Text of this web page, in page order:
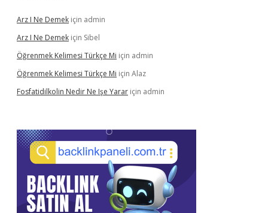
Arz I Ne Demek için admin
Arz I Ne Demek için Sibel
Öğrenmek Kelimesi Türkçe Mi için admin
Öğrenmek Kelimesi Türkçe Mi için Alaz
Fosfatidilkolin Nedir Ne Işe Yarar için admin